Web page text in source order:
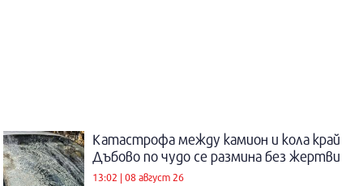
Катастрофа между камион и кола край
Дъбово по чудо се размина без жертви
13:02 | 08 август 26